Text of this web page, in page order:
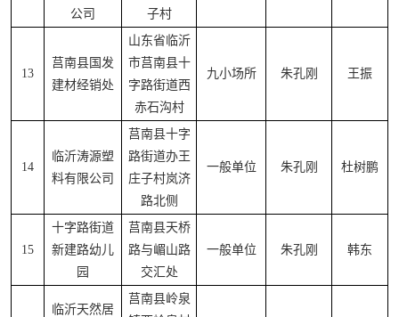
公司
子村
13
莒南县国发
建材经销处
山东省临沂
市莒南县十
字路街道西
赤石沟村
九小场所 朱孔刚 王振
14
临沂涛源塑
料有限公司
莒南县十字
路街道办王
庄子村岚济
路北侧
一般单位 朱孔刚 杜树鹏
15
十字路街道
新建路幼儿
园
莒南县天桥
路与嵋山路
交汇处
一般单位 朱孔刚 韩东
临沂天然居
莒南县岭泉